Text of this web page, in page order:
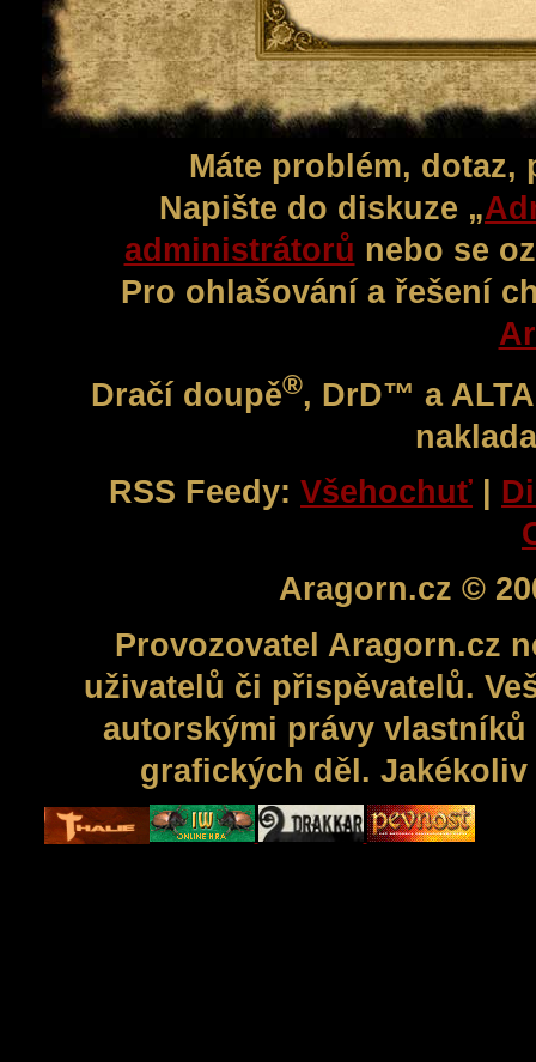
Máte problém,
Napište do diskuze „
administrátorů nebo se
Pro ohlašování a řešení
Dračí doupě®, DrD™ a
RSS Feedy: Všehochuť |
Aragorn.cz ©
Provozovatel Aragorn.cz
uživatelů či přispěvatelů.
autorskými právy
grafických děl.